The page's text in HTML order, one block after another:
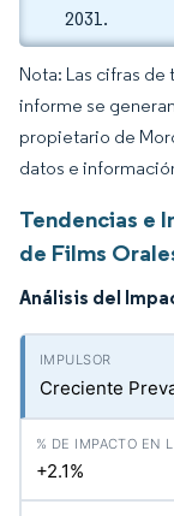
2031.
Nota: Las cifras
informe se
propietario de
datos e
Tendencias e
de Films
Análisis del
Creciente
+2.1%